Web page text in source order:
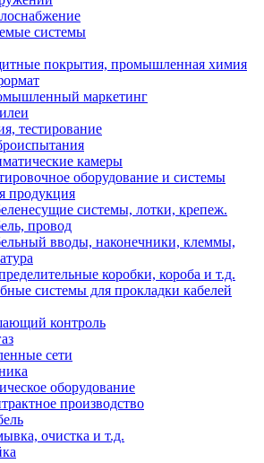
системы
покрытия, промышленная химия
маркетинг
тестирование
камеры
оборудование и системы
продукция
системы, лотки, крепеж.
провод
вводы, наконечники, клеммы,
коробки, короба и т.д.
системы для прокладки кабелей
контроль
сети
оборудование
производство
очистка и т.д.